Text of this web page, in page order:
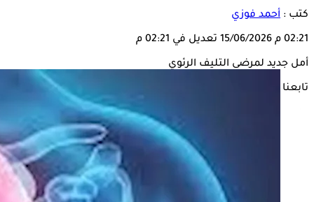
كتب : أحمد فوزي
02:21 م 15/06/2026 تعديل في 02:21 م
أمل جديد لمرضى التليف الرئوي
تابعنا على